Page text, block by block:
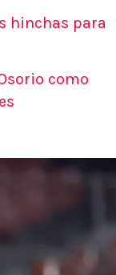
hinchas para
como